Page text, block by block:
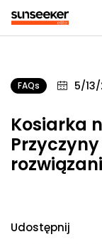
FAQs 5/
Kosiarka
Udostępnij